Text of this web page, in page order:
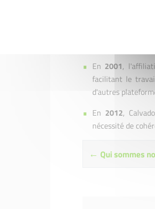
En 2001,
facilitant le
d'autres
En 2012,
nécessité de
← Qui sommes